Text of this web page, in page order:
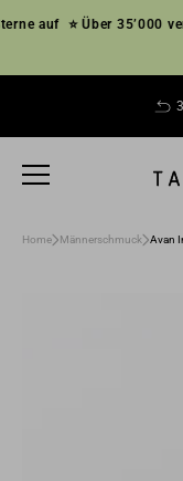
zumauf ⭐ Über 35’000
SEITENNAVIGATION
Home Männerschmuck Avan